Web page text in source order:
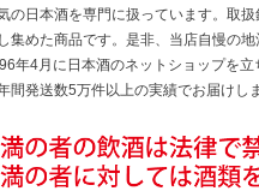
の日本酒を専門に扱っています。取
集めた商品です。是非、当店自慢の地
年4月に日本酒のネットショップを
間発送数5万件以上の実績でお届けしま